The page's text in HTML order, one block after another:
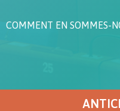
COMMENT EN SOMMES-